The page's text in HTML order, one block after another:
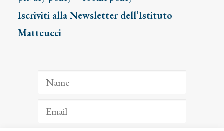
Iscriviti alla Newsletter dell’Istituto
Matteucci